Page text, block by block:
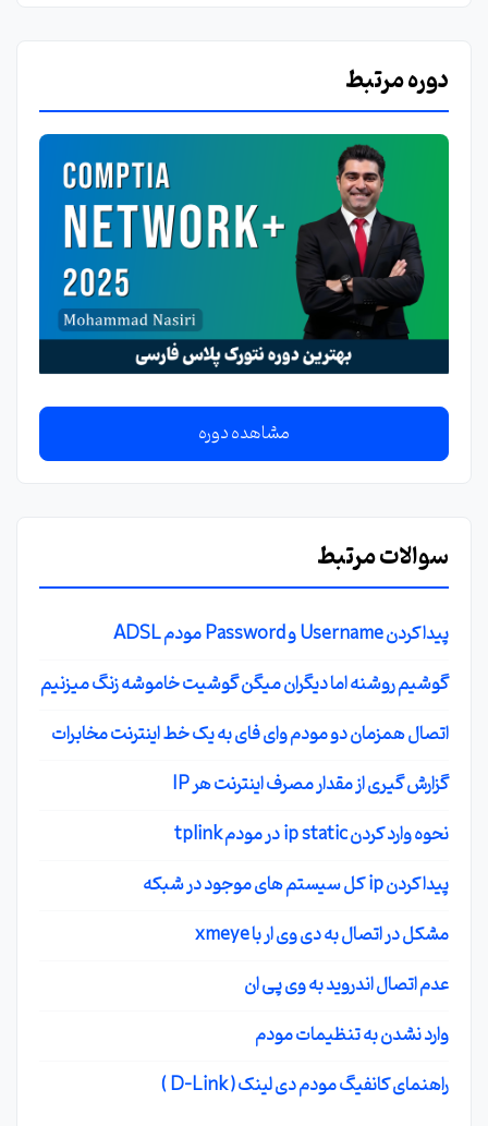
دوره مرتبط
مشاهده دوره
سوالات مرتبط
پیدا کردن Username و Password مودم ADSL
گوشیم روشنه اما دیگران میگن گوشیت خاموشه زنگ میزنیم
اتصال همزمان دو مودم وای فای به یک خط اینترنت مخابرات
گزارش گیری از مقدار مصرف اینترنت هر IP
نحوه وارد کردن ip static در مودم tplink
پیدا کردن ip کل سیستم های موجود در شبکه
مشکل در اتصال به دی وی ار با xmeye
عدم اتصال اندروید به وی پی ان
وارد نشدن به تنظیمات مودم
راهنمای کانفیگ مودم دی لینک ( D-Link )